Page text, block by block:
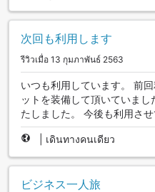
次回も利用します
รีวิวเมื่อ 13 กุมภาพันธ์ 2563
いつも利用しています。 前
ットを装備して頂いていま
たしました。 今後も利用させ
เดินทางคนเดียว
ビジネス一人旅